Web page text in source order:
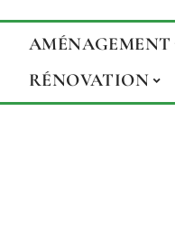
AMÉNAGEMENT
RÉNOVATION